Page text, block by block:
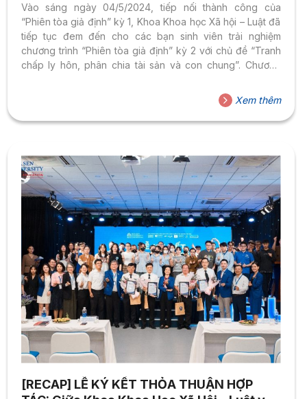
Vào sáng ngày 04/5/2024, tiếp nối thành công của
“Phiên tòa giả định” kỳ 1, Khoa Khoa học Xã hội – Luật đã
tiếp tục đem đến cho các bạn sinh viên trải nghiệm
chương trình “Phiên tòa giả định” kỳ 2 với chủ đề “Tranh
chấp ly hôn, phân chia tài sản và con chung”. Chương
Trường Đại học Hoa Sen, thu hút được đông đảo sinh
viên trường Đại học Hoa Sen và học sinh của các Trường
trung học phổ thông tham gia sự kiện...
Xem thêm
[RECAP] LỄ KÝ KẾT THỎA THUẬN HỢP